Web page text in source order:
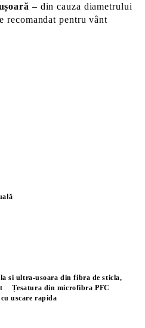
– din cauza diametrului
recomandat pentru vânt
si ultra-usoara din fibra de sticla,
Țesatura din microfibra PFC
uscare rapida